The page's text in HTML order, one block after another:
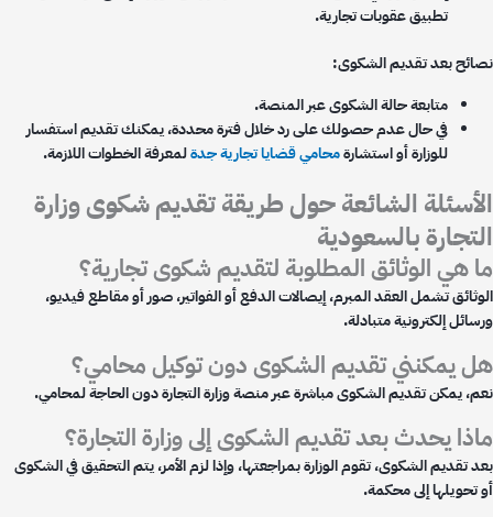
تطبيق عقوبات تجارية.
بعد تقديم الشكوى:
متابعة حالة الشكوى عبر المنصة.
في حال عدم حصولك على رد خلال فترة محددة، يمكنك تقديم استفسار
للوزارة أو استشارةمحامي قضايا تجارية جدةلمعرفة الخطوات اللازمة.
الشائعة حول طريقة تقديم شكوى وزارة
بالسعودية
هي الوثائق المطلوبة لتقديم شكوى تجارية؟
تشمل العقد المبرم، إيصالات الدفع أو الفواتير، صور أو مقاطع فيديو،
إلكترونية متبادلة.
يمكنني تقديم الشكوى دون توكيل محامي؟
يمكن تقديم الشكوى مباشرة عبر منصة وزارة التجارة دون الحاجة لمحامي.
يحدث بعد تقديم الشكوى إلى وزارة التجارة؟
تقديم الشكوى، تقوم الوزارة بمراجعتها، وإذا لزم الأمر، يتم التحقيق في الشكوى
تحويلها إلى محكمة.